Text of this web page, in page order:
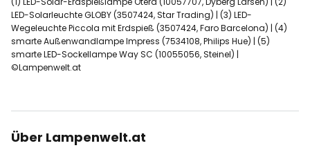
LED-Solarleuchte GLOBY (3507424, Star Trading) | (3) LED-
Wegeleuchte Piccola mit Erdspieß (3507424, Faro Barcelona) | (4)
smarte Außenwandlampe Impress (7534108, Philips Hue) | (5)
smarte LED-Sockellampe Way SC (10055056, Steinel) |
©Lampenwelt.at
Über Lampenwelt.at